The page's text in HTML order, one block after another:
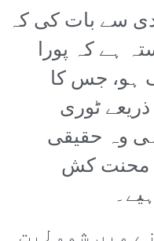
سے بات کی کہ
ہے کہ پورا
ہو، جس کا
ٹوری
وہ حقیقی
محنت کش